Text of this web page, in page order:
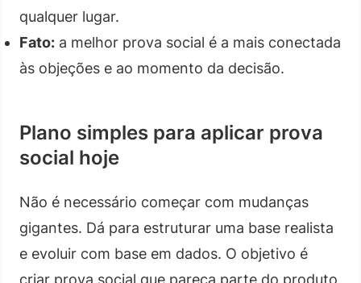
qualquer lugar.
Fato: a melhor prova social é a mais conectada
às objeções e ao momento da decisão.
Plano simples para aplicar prova
social hoje
Não é necessário começar com mudanças
gigantes. Dá para estruturar uma base realista
e evoluir com base em dados. O objetivo é
criar prova social que pareça parte do produto